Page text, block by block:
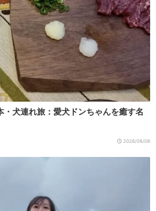
・犬連れ旅：愛犬ドンちゃんを癒す名
2026/08/08